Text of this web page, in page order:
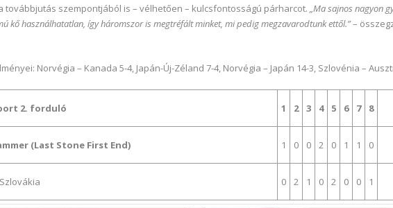
szempontjából is – vélhetően – kulcsfontosságú párharcot. „Ma sajnos nagyon
kő használhatatlan, így háromszor is megtréfált minket, mi pedig megzavarodtunk ettől.”–
Norvégia – Kanada 5-4, Japán-Új-Zéland 7-4, Norvégia – Japán 14-3, Szlovénia –
2. forduló 1 2 3 4 5 6 7 8
1 0 0 2 0 1 1 0
Szlovákia 0 2 1 0 2 0 0 1